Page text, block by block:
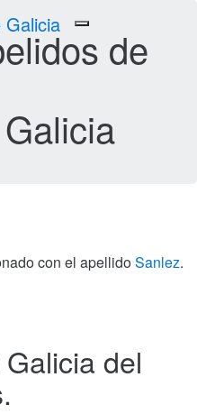
Toggle
navigation
con el apellidoSanlez.
del